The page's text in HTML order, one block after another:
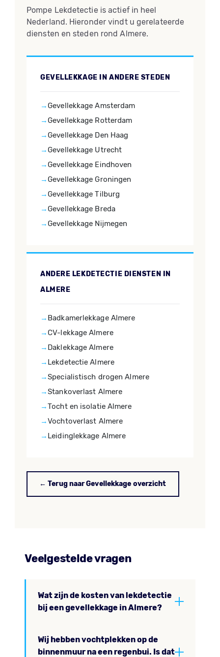
Pompe Lekdetectie is actief in heel
Nederland. Hieronder vindt u gerelateerde
diensten en steden rond Almere.
GEVELLEKKAGE IN ANDERE STEDEN
Gevellekkage Amsterdam
Gevellekkage Rotterdam
Gevellekkage Den Haag
Gevellekkage Utrecht
Gevellekkage Eindhoven
Gevellekkage Groningen
Gevellekkage Tilburg
Gevellekkage Breda
Gevellekkage Nijmegen
ANDERE LEKDETECTIE DIENSTEN IN
ALMERE
Badkamerlekkage Almere
CV-lekkage Almere
Daklekkage Almere
Lekdetectie Almere
Specialistisch drogen Almere
Stankoverlast Almere
Tocht en isolatie Almere
Vochtoverlast Almere
Leidinglekkage Almere
← Terug naar Gevellekkage overzicht
Veelgestelde vragen
Wat zijn de kosten van lekdetectie
bij een gevellekkage in Almere?
Wij hebben vochtplekken op de
binnenmuur na een regenbui. Is dat